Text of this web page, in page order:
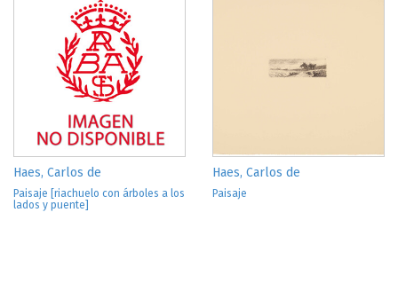
Haes, Carlos de
Paisaje [riachuelo con árboles a los
lados y puente]
Haes, Carlos de
Paisaje